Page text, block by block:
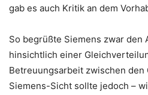
gab es auch Kritik an dem
So begrüßte Siemens zwar den
hinsichtlich einer
Betreuungsarbeit zwischen den
Siemens-Sicht sollte jedoch –